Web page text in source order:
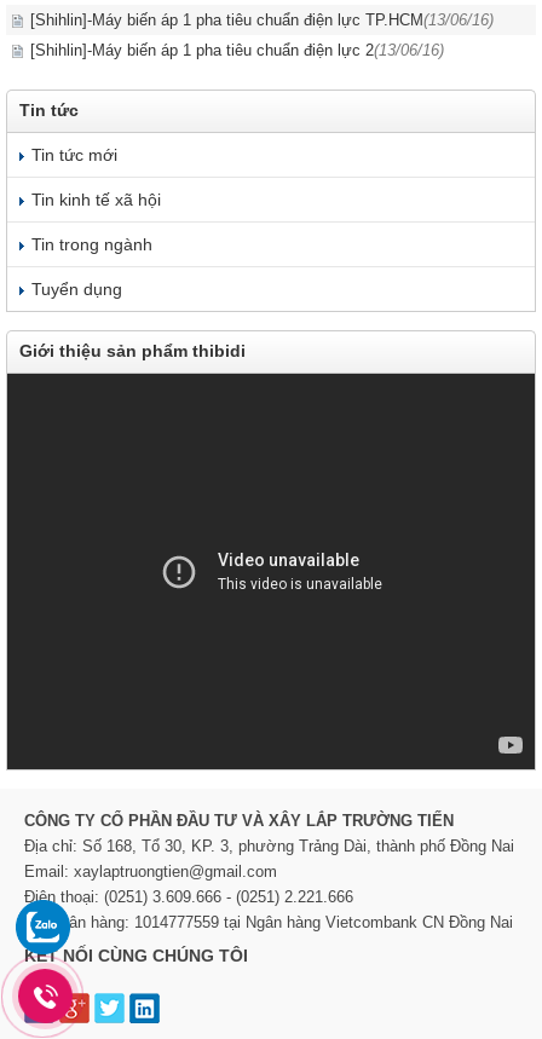
[Shihlin]-Máy biến áp 1 pha tiêu chuẩn điện lực TP.HCM(13/06/16)
[Shihlin]-Máy biến áp 1 pha tiêu chuẩn điện lực 2(13/06/16)
Tin tức
Tin tức mới
Tin kinh tế xã hội
Tin trong ngành
Tuyển dụng
Giới thiệu sản phẩm thibidi
CÔNG TY CỔ PHẦN ĐẦU TƯ VÀ XÂY LẮP TRƯỜNG TIẾN
Địa chỉ: Số 168, Tổ 30, KP. 3, phường Trảng Dài, thành phố Đồng Nai
Email: xaylaptruongtien@gmail.com
Điện thoại: (0251) 3.609.666 - (0251) 2.221.666
TK Ngân hàng: 1014777559 tại Ngân hàng Vietcombank CN Đồng Nai
KẾT NỐI CÙNG CHÚNG TÔI